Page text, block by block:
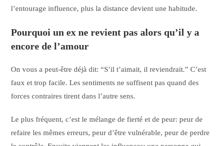
l’entourage influence, plus la distance devient une habitude.
Pourquoi un ex ne revient pas alors qu’il y a
encore de l’amour
On vous a peut-être déjà dit: “S’il t’aimait, il reviendrait.” C’est
faux et trop facile. Les sentiments ne suffisent pas quand des
forces contraires tirent dans l’autre sens.
Le plus fréquent, c’est le mélange de fierté et de peur: peur de
refaire les mêmes erreurs, peur d’être vulnérable, peur de perdre